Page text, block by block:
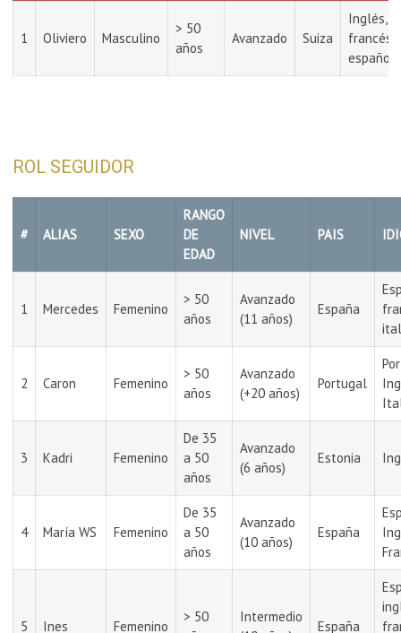
1 Oliviero Masculino
> 50
años
Avanzado Suiza
Inglés,
francés,
español
ROL SEGUIDOR
# ALIAS SEXO
RANGO
DE
EDAD
NIVEL PAIS
1 Mercedes Femenino
> 50
años
Avanzado
(11 años)
España
2 Caron Femenino
> 50
años
Avanzado
(+20 años)
Portugal
3 Kadri Femenino
De 35
a 50
años
Avanzado
(6 años)
Estonia
4 María WS Femenino
De 35
a 50
años
Avanzado
(10 años)
España
5 Ines Femenino
> 50
Intermedio
España